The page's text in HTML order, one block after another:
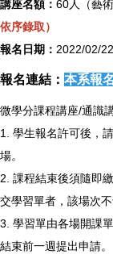
講座名額： 60人（藝
依序錄取）
報名日期： 2022/02/
報名連結： 本系報名
微學分課程講座/通識
1. 學生報名許可後，
場。
2. 課程結束後須隨即
交學習單者，該場次不
3. 學習單由各場開課
結束前一週提出申請。